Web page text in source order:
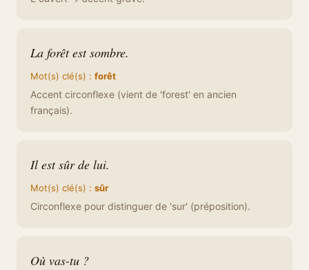
La forêt est sombre.
Mot(s) clé(s) : forêt
Accent circonflexe (vient de 'forest' en ancien
français).
Il est sûr de lui.
Mot(s) clé(s) : sûr
Circonflexe pour distinguer de 'sur' (préposition).
Où vas-tu ?